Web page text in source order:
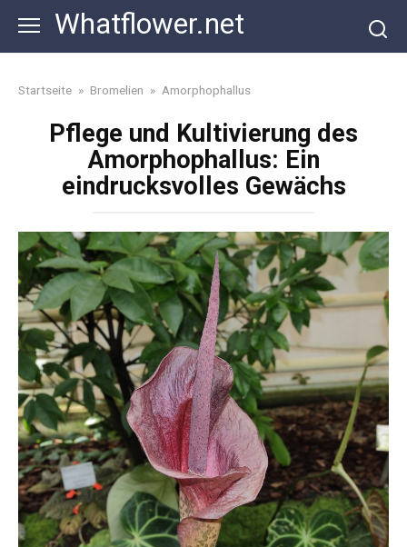
content
Whatflower.net
Startseite » Bromelien » Amorphophallus
Pflege und Kultivierung des
Amorphophallus: Ein
eindrucksvolles Gewächs